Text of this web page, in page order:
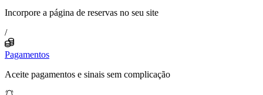
Incorpore a página de reservas no seu site
/
Pagamentos
Aceite pagamentos e sinais sem complicação